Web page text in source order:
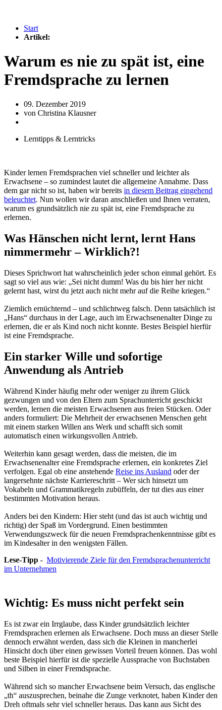
Start
Artikel:
Warum es nie zu spät ist, eine
Fremdsprache zu lernen
09. Dezember 2019
von Christina Klausner
Lerntipps & Lerntricks
Kinder lernen Fremdsprachen viel schneller und leichter als
Erwachsene – so zumindest lautet die allgemeine Annahme. Dass
dem gar nicht so ist, haben wir bereits in diesem Beitrag eingehend
beleuchtet. Nun wollen wir daran anschließen und Ihnen verraten,
warum es grundsätzlich nie zu spät ist, eine Fremdsprache zu
erlernen.
Was Hänschen nicht lernt, lernt Hans
nimmermehr – Wirklich?!
Dieses Sprichwort hat wahrscheinlich jeder schon einmal gehört. Es
sagt so viel aus wie: „Sei nicht dumm! Was du bis hier her nicht
gelernt hast, wirst du jetzt auch nicht mehr auf die Reihe kriegen.“
Ziemlich ernüchternd – und schlichtweg falsch. Denn tatsächlich ist
„Hans“ durchaus in der Lage, auch im Erwachsenenalter Dinge zu
erlernen, die er als Kind noch nicht konnte. Bestes Beispiel hierfür
ist eine Fremdsprache.
Ein starker Wille und sofortige
Anwendung als Antrieb
Während Kinder häufig mehr oder weniger zu ihrem Glück
gezwungen und von den Eltern zum Sprachunterricht geschickt
werden, lernen die meisten Erwachsenen aus freien Stücken. Oder
anders formuliert: Die Mehrheit der erwachsenen Menschen geht
mit einem starken Willen ans Werk und schafft sich somit
automatisch einen wirkungsvollen Antrieb.
Weiterhin kann gesagt werden, dass die meisten, die im
Erwachsenenalter eine Fremdsprache erlernen, ein konkretes Ziel
verfolgen. Egal ob eine anstehende Reise ins Ausland oder der
langersehnte nächste Karriereschritt – Wer sich hinsetzt um
Vokabeln und Grammatikregeln zubüffeln, der tut dies aus einer
bestimmten Motivation heraus.
Anders bei den Kindern: Hier steht (und das ist auch wichtig und
richtig) der Spaß im Vordergrund. Einen bestimmten
Verwendungszweck für die neuen Fremdsprachenkenntnisse gibt es
im Kindesalter in den wenigsten Fällen.
Lese-Tipp - Motivierende Ziele für den Fremdsprachenunterricht
im Unternehmen
Wichtig: Es muss nicht perfekt sein
Es ist zwar ein Irrglaube, dass Kinder grundsätzlich leichter
Fremdsprachen erlernen als Erwachsene. Doch muss an dieser Stelle
dennoch erwähnt werden, dass sich die Kleinen in mancherlei
Hinsicht doch über einen gewissen Vorteil freuen können. Das wohl
beste Beispiel hierfür ist die spezielle Aussprache von Buchstaben
und Silben in einer Fremdsprache.
Während sich so mancher Erwachsene beim Versuch, das englische
„th“ auszusprechen, beinahe die Zunge verknotet, haben Kinder den
Dreh oftmals sehr viel schneller heraus. Das kann aus Sicht des